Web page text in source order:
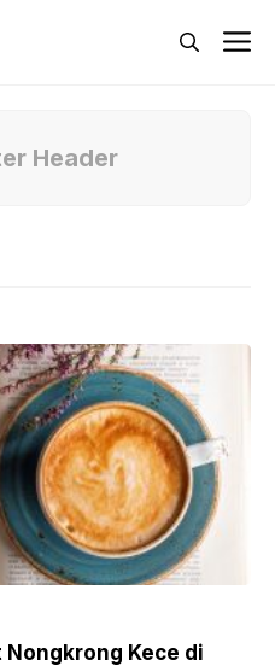
Header
Kece di